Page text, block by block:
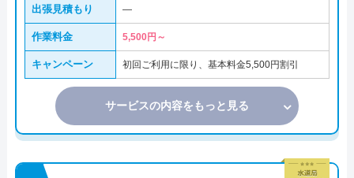
出張見積もり ―
作業料金 5,500円～
キャンペーン 初回ご利用に限り、基本料金5,500円割引
サービスの内容をもっと見る